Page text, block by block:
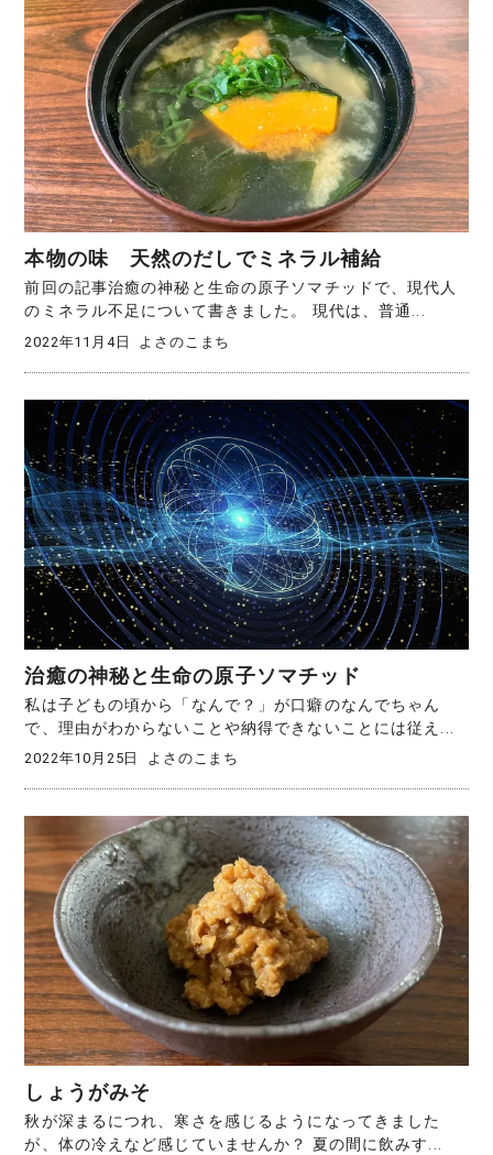
本物の味 天然のだしでミネラル補給
前回の記事治癒の神秘と生命の原子ソマチッドで、現代人
のミネラル不足について書きました。 現代は、普通...
2022年11月4日 よさのこまち
治癒の神秘と生命の原子ソマチッド
私は子どもの頃から「なんで？」が口癖のなんでちゃん
で、理由がわからないことや納得できないことには従え...
2022年10月25日 よさのこまち
しょうがみそ
秋が深まるにつれ、寒さを感じるようになってきました
が、体の冷えなど感じていませんか？ 夏の間に飲みす...